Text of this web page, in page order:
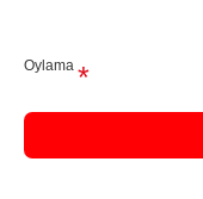
Oylama